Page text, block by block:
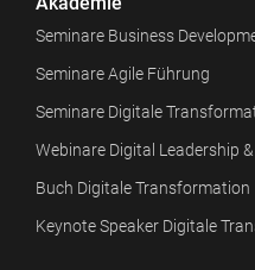
Seminare Business
Seminare Agile Führung
Seminare Digitale
Webinare Digital Leadership
Buch Digitale Transformation
Keynote Speaker Digitale